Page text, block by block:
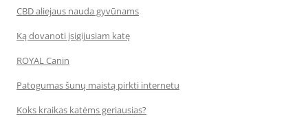
CBD aliejaus nauda gyvūnams
Ką dovanoti įsigijusiam katę
ROYAL Canin
Patogumas šunų maistą pirkti internetu
Koks kraikas katėms geriausias?